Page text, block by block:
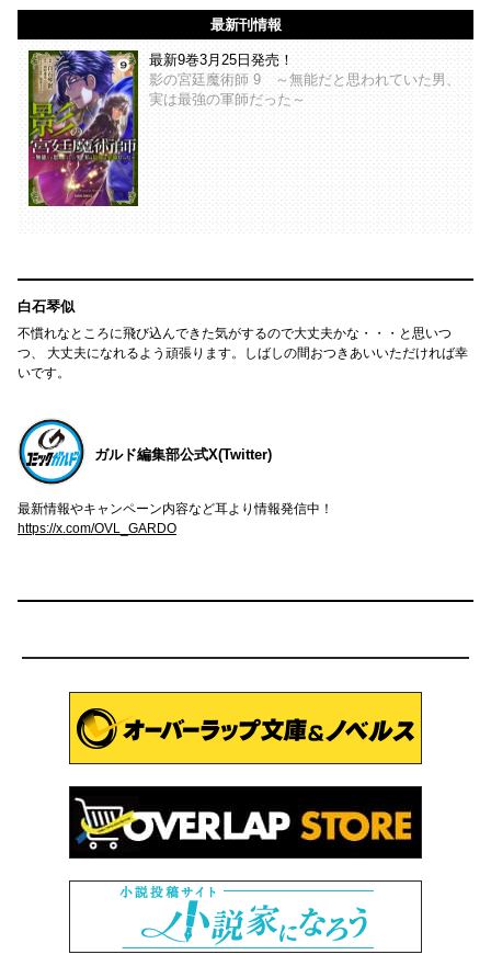
最新刊情報
最新9巻3月25日発売！
影の宮廷魔術師 9 ～無能だと思われていた男、
実は最強の軍師だった～
白石琴似
不慣れなところに飛び込んできた気がするので大丈夫かな・・・と思いつ
つ、 大丈夫になれるよう頑張ります。しばしの間おつきあいいただければ幸
いです。
ガルド編集部公式X(Twitter)
最新情報やキャンペーン内容など耳より情報発信中！
https://x.com/OVL_GARDO